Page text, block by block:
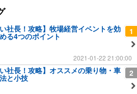
1
い社長！攻略】牧場経営イベントを効
る4つのポイント
2021-01-22 21:00:00
2
い社長！攻略】オススメの乗り物・車
と小技